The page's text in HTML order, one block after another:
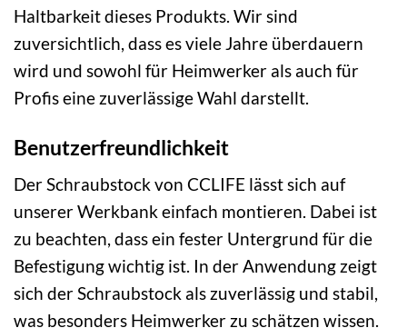
Haltbarkeit dieses Produkts. Wir sind
zuversichtlich, dass es viele Jahre überdauern
wird und sowohl für Heimwerker als auch für
Profis eine zuverlässige Wahl darstellt.
Benutzerfreundlichkeit
Der Schraubstock von CCLIFE lässt sich auf
unserer Werkbank einfach montieren. Dabei ist
zu beachten, dass ein fester Untergrund für die
Befestigung wichtig ist. In der Anwendung zeigt
sich der Schraubstock als zuverlässig und stabil,
was besonders Heimwerker zu schätzen wissen.